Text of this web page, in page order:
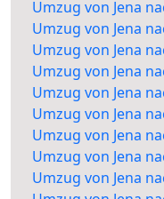
Umzug von Jena
Umzug von Jena
Umzug von Jena
Umzug von Jena
Umzug von Jena
Umzug von Jena
Umzug von Jena
Umzug von Jena
Umzug von Jena